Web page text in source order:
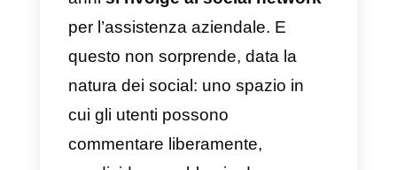
tempo e aumentando la
soddisfazione del cliente.
Allo stesso tempo, gli studi
sull’usabilità hanno trovato un